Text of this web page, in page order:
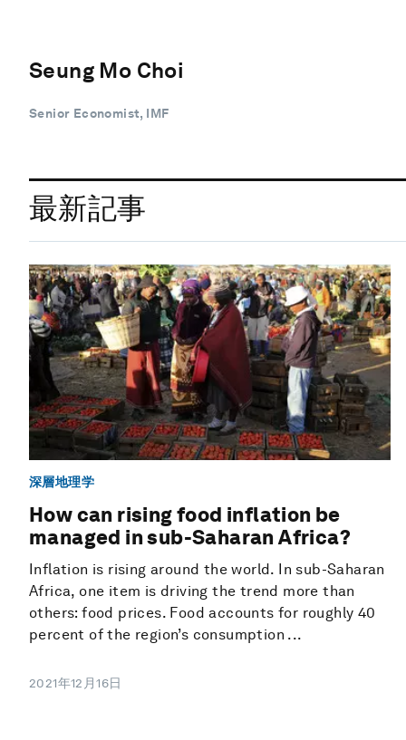
Seung Mo Choi
Senior Economist, IMF
最新記事
深層地理学
How can rising food inflation be
managed in sub-Saharan Africa?
Inflation is rising around the world. In sub-Saharan
Africa, one item is driving the trend more than
others: food prices. Food accounts for roughly 40
percent of the region’s consumption ...
2021年12月16日